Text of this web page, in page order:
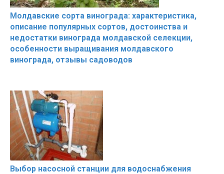
Молдавские сорта винограда: характеристика,
описание популярных сортов, достоинства и
недостатки винограда молдавской селекции,
особенности выращивания молдавского
винограда, отзывы садоводов
Выбор насосной станции для водоснабжения